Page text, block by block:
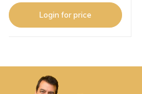
Login for price